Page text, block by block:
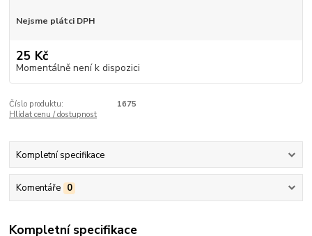
Nejsme plátci DPH
25 Kč
Momentálně není k dispozici
Číslo produktu:
1675
Hlídat cenu / dostupnost
Kompletní specifikace
Komentáře 0
Kompletní specifikace